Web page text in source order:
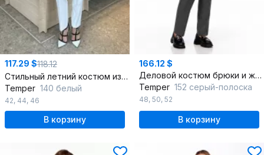
117.29 $118.12
Стильный летний костюм из жакета и зауженных брюк
Temper 140 белый
42, 44, 46
В корзину
166.12 $
Деловой костюм брюки и жакет из мягкой костюмной ткани
Temper 152 серый-полоска
48, 50, 52
В корзину